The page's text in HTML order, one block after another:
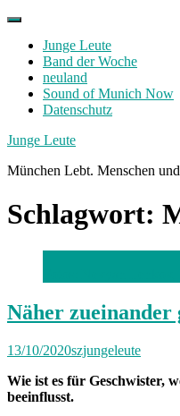
Skip
contentJunge Leute
Band der Woche
neuland
Sound of Munich Now
Datenschutz
Facebook
Twitter
Instagram
Junge Leute
München Lebt. Menschen
Schlagwort:
Näher zueinander
13/10/2020szjungeleute
Wie ist es für Geschwister,
beeinflusst.